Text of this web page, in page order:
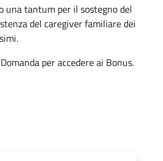
una tantum per il sostegno del
del caregiver familiare dei
per accedere ai Bonus.